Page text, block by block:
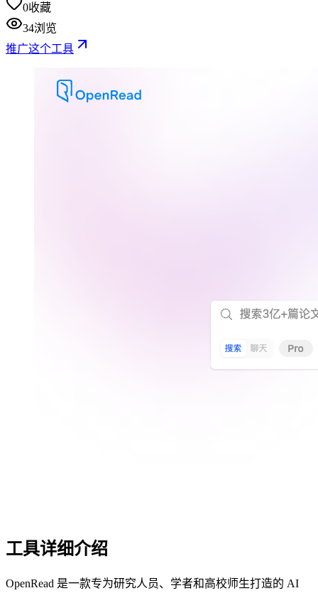
0收藏
34浏览
推广这个工具
工具详细介绍
OpenRead 是一款专为研究人员、学者和高校师生打造的 AI